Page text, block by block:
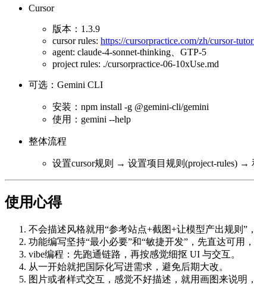
Cursor
版本：1.3.9
cursor rules: https://cursorpractice.com/zh/cursor-
agent: claude-4-sonnet-thinking、GTP-5
project rules: ./cursorpractice-06-10xUse.md
可选：Gemini CLI
安装：npm install -g @gemini-cli/gemini
使用：gemini --help
整体流程
设置cursor规则 → 设置项目规则(project-rules)
使用心得
不会描述风格就用“参考站点+截图+让模型产出规则”
功能编写坚持“最小必要”和“敏捷开发”，先直达可用，
vibe编程：先跑通链路，再按感觉细抠 UI 与交互。
从一开始就把国际化写进需求，避免后期大改。
图片或者样式交互，感觉不好描述，就用画图来说明